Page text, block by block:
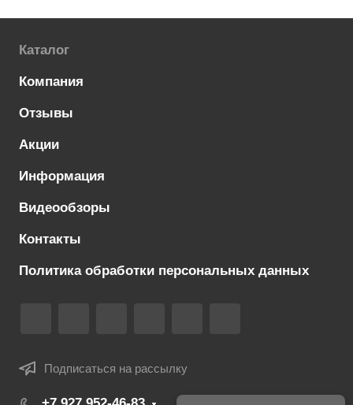
Каталог
Компания
Отзывы
Акции
Информация
Видеообзоры
Контакты
Политика обработки персональных данных
Подписаться на рассылку